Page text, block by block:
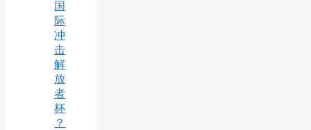
国
际
冲
击
解
放
者
杯
？